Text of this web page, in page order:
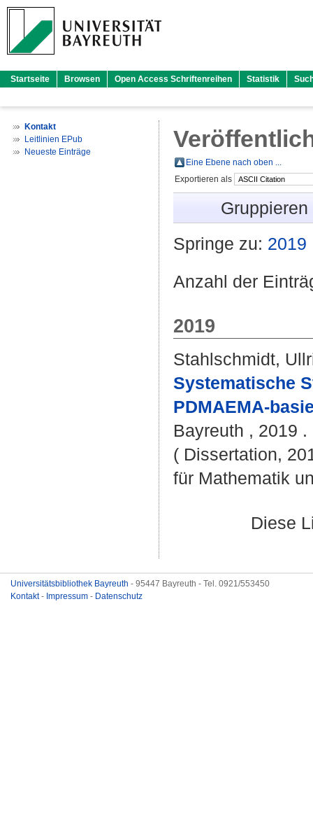
Startseite Browsen Open Access Schriftenreihen Statistik
Kontakt
Leitlinien EPub
Neueste Einträge
Eine Ebene nach oben ...
Exportieren als
Springe zu: 2019
Anzahl der
2019
Stahlschmidt,
Systematische
PDMAEMA-
Bayreuth , 2019 .
( Dissertation,
für Mathematik
Diese
Universitätsbibliothek Bayreuth - 95447 Bayreuth - Tel. 0921/553450
Kontakt- Impressum - Datenschutz